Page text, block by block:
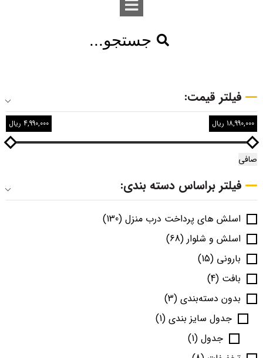
جستجو...
فیلتر قیمت:
صافی
4,990,000 ریال 18,990,000 ریال
فیلتر براساس دسته بندی:
اسلش های پرداخت درب منزل (130)
اسلش و شلوار (68)
بارونی (15)
بافت (4)
بدون دسته‌بندی (3)
جدول سایز بندی (1)
جدول (1)